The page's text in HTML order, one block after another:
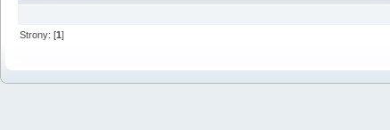
Strony: [1]